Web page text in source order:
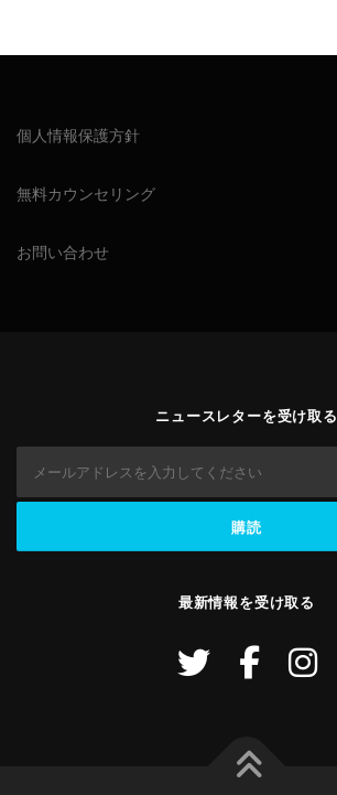
個人情報保護方針
無料カウンセリング
お問い合わせ
ニュースレターを受け取る
最新情報を受け取る